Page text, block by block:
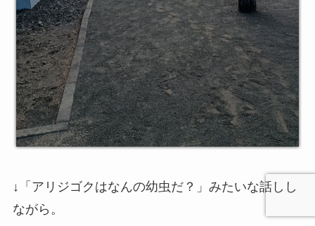
↓「アリジゴクはなんの幼虫だ？」みたいな話しし
ながら。